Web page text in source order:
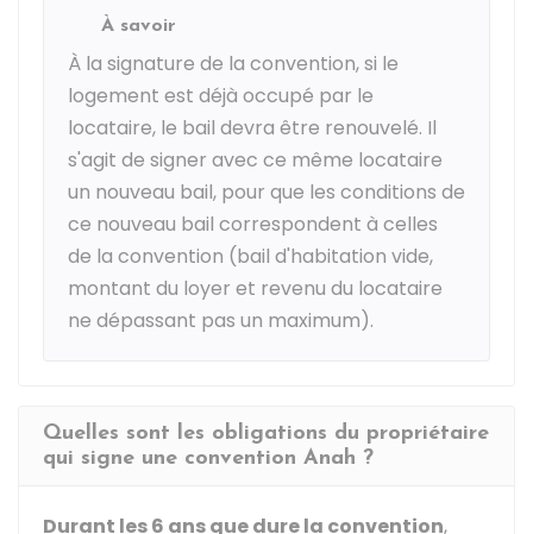
À savoir
À la signature de la convention, si le
logement est déjà occupé par le
locataire, le bail devra être renouvelé. Il
s'agit de signer avec ce même locataire
un nouveau bail, pour que les conditions de
ce nouveau bail correspondent à celles
de la convention (bail d'habitation vide,
montant du loyer et revenu du locataire
ne dépassant pas un maximum).
Quelles sont les obligations du propriétaire
qui signe une convention Anah ?
Durant les 6 ans que dure la convention,